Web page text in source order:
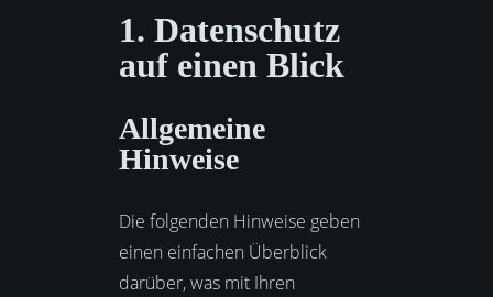
1. Datenschutz
auf einen Blick
Allgemeine
Hinweise
Die folgenden Hinweise geben
einen einfachen Überblick
darüber, was mit Ihren